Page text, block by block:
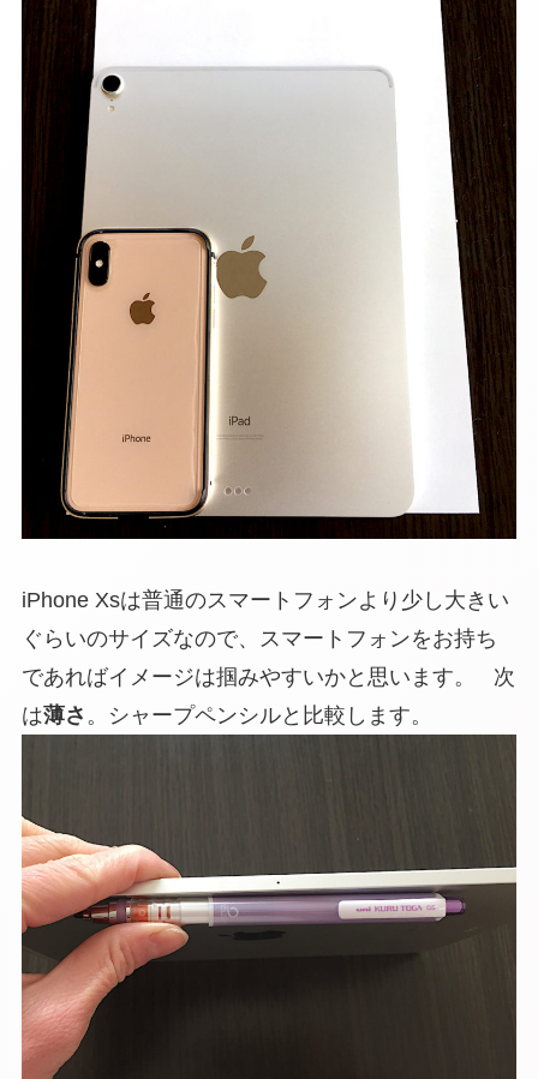
iPhone Xsは普通のスマートフォンより少し大きい
ぐらいのサイズなので、スマートフォンをお持ち
であればイメージは掴みやすいかと思います。 次
は薄さ 。シャープペンシルと比較します。